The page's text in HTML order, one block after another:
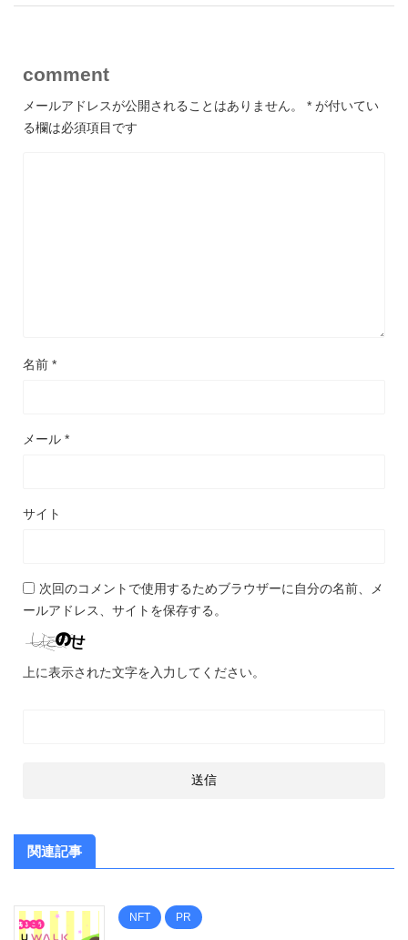
comment
メールアドレスが公開されることはありません。 * が付いてい
る欄は必須項目です
名前 *
メール *
サイト
次回のコメントで使用するためブラウザーに自分の名前、メ
ールアドレス、サイトを保存する。
上に表示された文字を入力してください。
関連記事
NFT PR